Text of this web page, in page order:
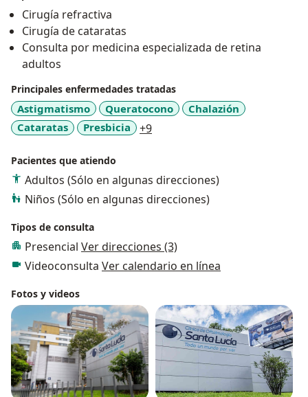
Cirugía refractiva
Cirugía de cataratas
Consulta por medicina especializada de retina
adultos
Principales enfermedades tratadas
Astigmatismo Queratocono
Chalazión
Cataratas
Presbicia +9a11y_sr_more_diseases
Pacientes que atiendo
Adultos (Sólo en algunas direcciones)
Niños (Sólo en algunas direcciones)
Tipos de consulta
Presencial Ver direcciones (3)
Videoconsulta Ver calendario en línea
Fotos y videos